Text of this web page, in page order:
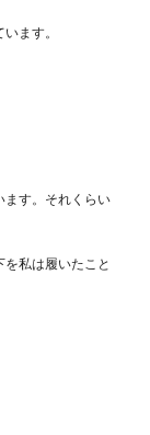
ます。
ます。それくらい
私は履いたこと